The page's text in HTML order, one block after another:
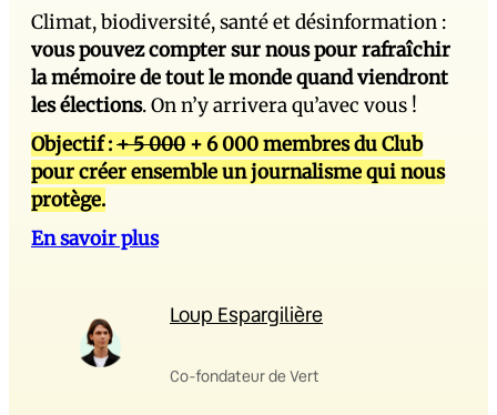
Climat, biodiversité, santé et désinformation :
vous pouvez compter sur nous pour rafraîchir
la mémoire de tout le monde quand viendront
les élections. On n’y arrivera qu’avec vous !
Objectif :+ 5 000 + 6 000 membres du Club
pour créer ensemble un journalisme qui nous
protège.
En savoir plus
Loup Espargilière
Co-fondateur de Vert